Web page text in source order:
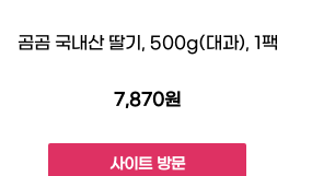
곰곰 국내산 딸기, 500g(대과), 1팩
7,870원
사이트 방문